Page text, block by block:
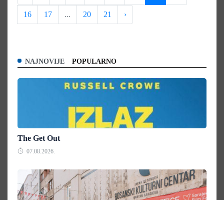
16 17 ... 20 21 ›
NAJNOVIJE POPULARNO
The Get Out
07.08.2026.